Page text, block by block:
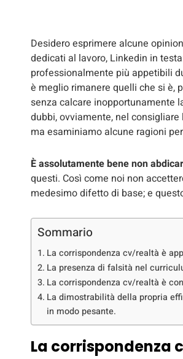
Desidero esprimere alcune
dedicati al lavoro, Linkedin in
professionalmente più appetibili
è meglio rimanere quelli che si è,
senza calcare inopportunamente
dubbi, ovviamente, nel
ma esaminiamo alcune ragioni
È assolutamente bene non
questi. Così come noi non
medesimo difetto di base; e
Sommario
La corrispondenza cv/realtà è
La presenza di falsità nel
La corrispondenza cv/realtà è
La dimostrabilità della propria
in modo pesante.
La corrispondenza